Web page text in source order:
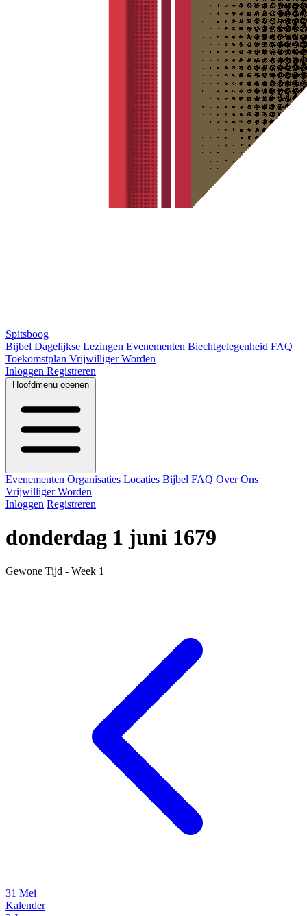
Spitsboog
Bijbel Dagelijkse Lezingen Evenementen Biechtgelegenheid FAQ
Toekomstplan Vrijwilliger Worden
Inloggen Registreren
Hoofdmenu openen
Evenementen Organisaties Locaties Bijbel FAQ Over Ons
Vrijwilliger Worden
Inloggen Registreren
donderdag 1 juni 1679
Gewone Tijd - Week 1
31 Mei
Kalender